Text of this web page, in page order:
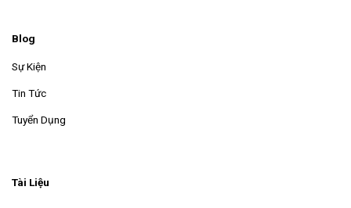
Blog
Sự Kiện
Tin Tức
Tuyển Dụng
Tài Liệu